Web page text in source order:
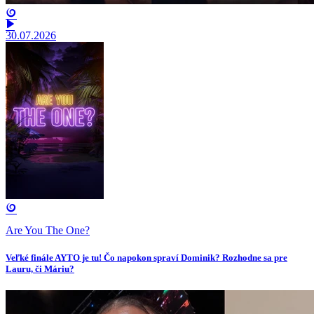
30.07.2026
Are You The One?
Veľké finále AYTO je tu! Čo napokon spraví Dominik? Rozhodne sa pre
Lauru, či Máriu?